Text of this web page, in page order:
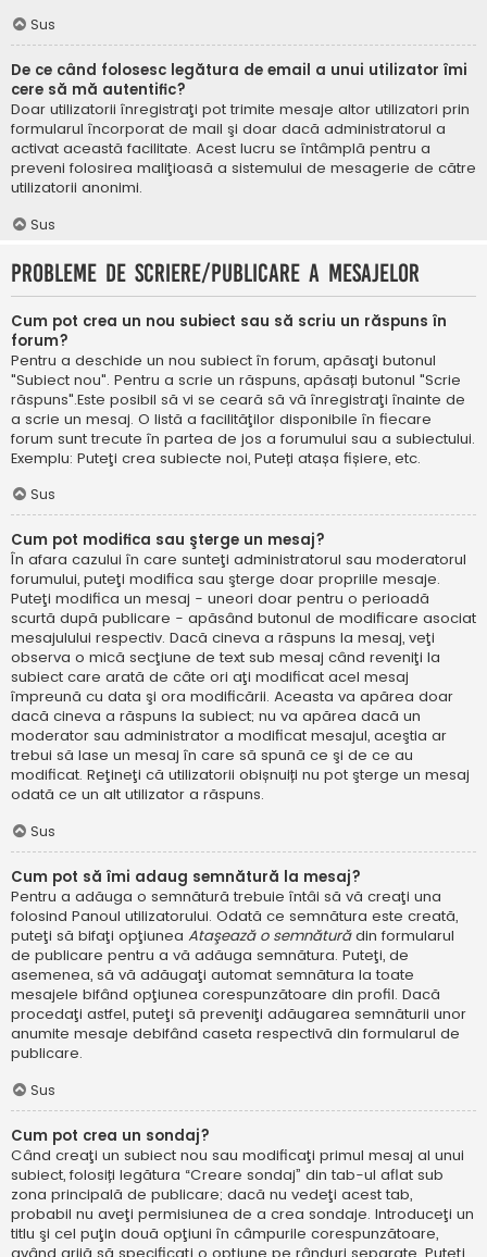
Sus
De ce când folosesc legătura de email a unui utilizator îmi
cere să mă autentific?
Doar utilizatorii înregistraţi pot trimite mesaje altor utilizatori prin
formularul încorporat de mail şi doar dacă administratorul a
activat această facilitate. Acest lucru se întâmplă pentru a
preveni folosirea maliţioasă a sistemului de mesagerie de către
utilizatorii anonimi.
Sus
Probleme de scriere/publicare a mesajelor
Cum pot crea un nou subiect sau să scriu un răspuns în
forum?
Pentru a deschide un nou subiect în forum, apăsaţi butonul
"Subiect nou". Pentru a scrie un răspuns, apăsați butonul "Scrie
răspuns".Este posibil să vi se ceară să vă înregistraţi înainte de
a scrie un mesaj. O listă a facilităţilor disponibile în fiecare
forum sunt trecute în partea de jos a forumului sau a subiectului.
Exemplu: Puteţi crea subiecte noi, Puteți atașa fișiere, etc.
Sus
Cum pot modifica sau şterge un mesaj?
În afara cazului în care sunteţi administratorul sau moderatorul
forumului, puteţi modifica sau şterge doar propriile mesaje.
Puteţi modifica un mesaj - uneori doar pentru o perioadă
scurtă după publicare - apăsând butonul de modificare asociat
mesajulului respectiv. Dacă cineva a răspuns la mesaj, veţi
observa o mică secţiune de text sub mesaj când reveniţi la
subiect care arată de câte ori aţi modificat acel mesaj
împreună cu data şi ora modificării. Aceasta va apărea doar
dacă cineva a răspuns la subiect; nu va apărea dacă un
moderator sau administrator a modificat mesajul, aceştia ar
trebui să lase un mesaj în care să spună ce şi de ce au
modificat. Reţineţi că utilizatorii obișnuiți nu pot şterge un mesaj
odată ce un alt utilizator a răspuns.
Sus
Cum pot să îmi adaug semnătură la mesaj?
Pentru a adăuga o semnătură trebuie întâi să vă creaţi una
folosind Panoul utilizatorului. Odată ce semnătura este creată,
puteţi să bifaţi opţiunea Ataşează o semnăturădin formularul
de publicare pentru a vă adăuga semnătura. Puteţi, de
asemenea, să vă adăugaţi automat semnătura la toate
mesajele bifând opţiunea corespunzătoare din profil. Dacă
procedaţi astfel, puteţi să preveniţi adăugarea semnăturii unor
anumite mesaje debifând caseta respectivă din formularul de
publicare.
Sus
Cum pot crea un sondaj?
Când creaţi un subiect nou sau modificaţi primul mesaj al unui
subiect, folosiți legătura “Creare sondaj” din tab-ul aflat sub
zona principală de publicare; dacă nu vedeţi acest tab,
probabil nu aveţi permisiunea de a crea sondaje. Introduceţi un
titlu şi cel puţin două opţiuni în câmpurile corespunzătoare,